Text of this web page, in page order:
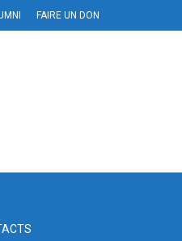
FAIRE UN DON